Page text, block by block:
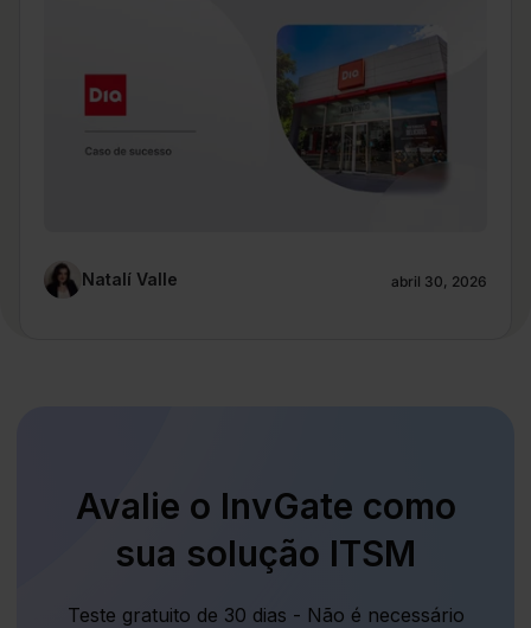
Natalí Valle abril 30, 2026
Avalie o InvGate como
sua solução ITSM
Teste gratuito de 30 dias - Não é necessário